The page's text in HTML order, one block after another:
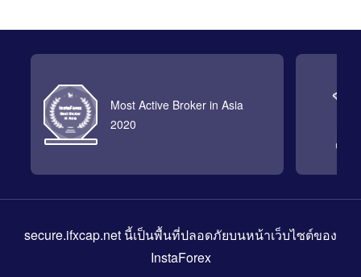
Most Active Broker in Asia
2020
secure.ifxcap.net นี้เป็นพื้นที่ปลอดภัยบนหน้าเว็บไซต์ของ
InstaForex